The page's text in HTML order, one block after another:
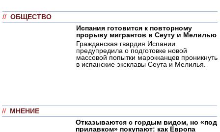
// ОБЩЕСТВО
Испания готовится к повторному
прорыву мигрантов в Сеуту и Мелилью
Гражданская гвардия Испании
предупредила о подготовке новой
массовой попытки марокканцев проникнуть
в испанские эксклавы Сеута и Мелилья.
// МНЕНИЕ
Отказываются с гордым видом, но «под
прилавком» покупают: как Европа